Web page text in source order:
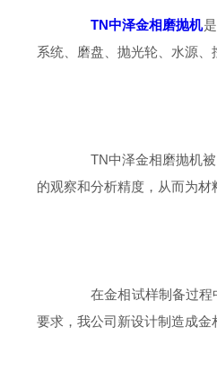
TN中泽金相磨抛机
系统、磨盘、抛光轮、水源、
TN中泽金相磨抛机被
的观察和分析精度，从而为
在金相试样制备过程中
要求，我公司新设计制造成金